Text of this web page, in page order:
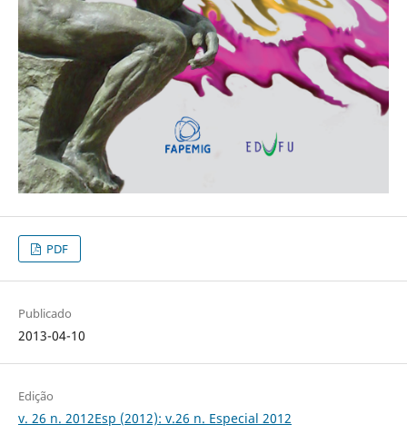
PDF
Publicado
2013-04-10
Edição
v. 26 n. 2012Esp (2012): v.26 n. Especial 2012